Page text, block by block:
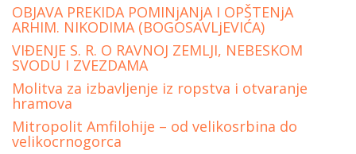
OBJAVA PREKIDA POMINjANjA I OPŠTENjA
ARHIM. NIKODIMA (BOGOSAVLjEVIĆA)
VIĐENJE S. R. O RAVNOJ ZEMLJI, NEBESKOM
SVODU I ZVEZDAMA
Molitva za izbavljenje iz ropstva i otvaranje
hramova
Mitropolit Amfilohije – od velikosrbina do
velikocrnogorca